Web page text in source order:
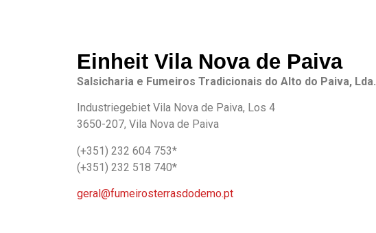
Einheit Vila Nova de Paiva
Salsicharia e Fumeiros Tradicionais do Alto do Paiva, Lda.
Industriegebiet Vila Nova de Paiva, Los 4
3650-207, Vila Nova de Paiva
(+351) 232 604 753*
(+351) 232 518 740*
geral@fumeirosterrasdodemo.pt